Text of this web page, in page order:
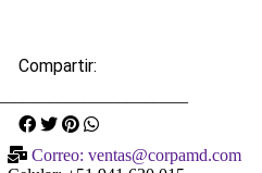
Compartir:
Correo: ventas@corpamd.com